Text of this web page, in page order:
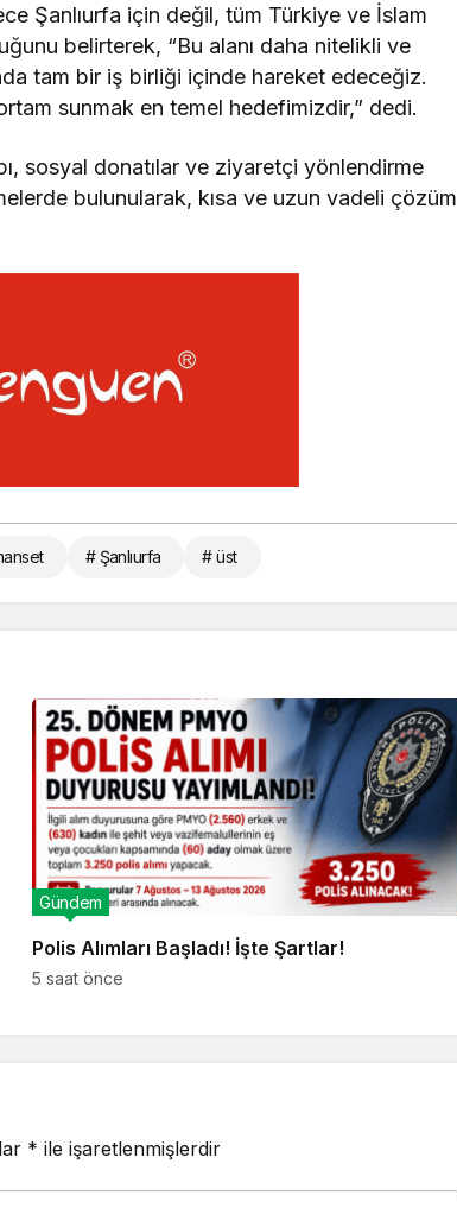
Şanlıurfa için değil, tüm Türkiye ve İslam
belirterek, “Bu alanı daha nitelikli ve
tam bir iş birliği içinde hareket edeceğiz.
sunmak en temel hedefimizdir,” dedi.
sosyal donatılar ve ziyaretçi yönlendirme
bulunularak, kısa ve uzun vadeli çözüm
# Şanlıurfa # üst
Polis Alımları Başladı! İşte Şartlar!
Gündem
5 saat önce
* ile işaretlenmişlerdir